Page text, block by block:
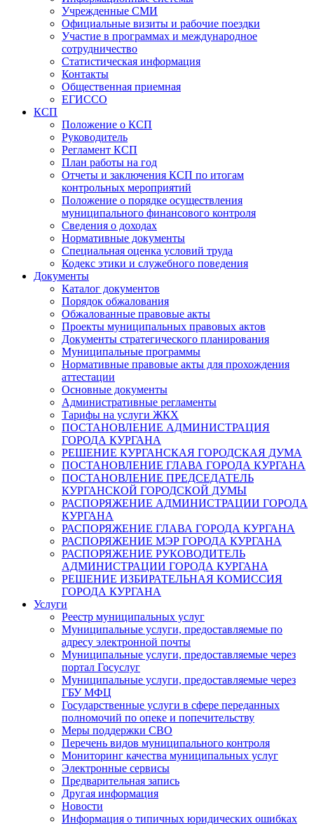
Учрежденные СМИ
Официальные визиты и рабочие поездки
Участие в программах и международное
сотрудничество
Статистическая информация
Контакты
Общественная приемная
ЕГИССО
КСП
Положение о КСП
Руководитель
Регламент КСП
План работы на год
Отчеты и заключения КСП по итогам
контрольных мероприятий
Положение о порядке осуществления
муниципального финансового контроля
Сведения о доходах
Нормативные документы
Специальная оценка условий труда
Кодекс этики и служебного поведения
Документы
Каталог документов
Порядок обжалования
Обжалованные правовые акты
Проекты муниципальных правовых актов
Документы стратегического планирования
Муниципальные программы
Нормативные правовые акты для прохождения
аттестации
Основные документы
Административные регламенты
Тарифы на услуги ЖКХ
ПОСТАНОВЛЕНИЕ АДМИНИСТРАЦИЯ
ГОРОДА КУРГАНА
РЕШЕНИЕ КУРГАНСКАЯ ГОРОДСКАЯ ДУМА
ПОСТАНОВЛЕНИЕ ГЛАВА ГОРОДА КУРГАНА
ПОСТАНОВЛЕНИЕ ПРЕДСЕДАТЕЛЬ
КУРГАНСКОЙ ГОРОДСКОЙ ДУМЫ
РАСПОРЯЖЕНИЕ АДМИНИСТРАЦИИ ГОРОДА
КУРГАНА
РАСПОРЯЖЕНИЕ ГЛАВА ГОРОДА КУРГАНА
РАСПОРЯЖЕНИЕ МЭР ГОРОДА КУРГАНА
РАСПОРЯЖЕНИЕ РУКОВОДИТЕЛЬ
АДМИНИСТРАЦИИ ГОРОДА КУРГАНА
РЕШЕНИЕ ИЗБИРАТЕЛЬНАЯ КОМИССИЯ
ГОРОДА КУРГАНА
Услуги
Реестр муниципальных услуг
Муниципальные услуги, предоставляемые по
адресу электронной почты
Муниципальные услуги, предоставляемые через
портал Госуслуг
Муниципальные услуги, предоставляемые через
ГБУ МФЦ
Государственные услуги в сфере переданных
полномочий по опеке и попечительству
Меры поддержки СВО
Перечень видов муниципального контроля
Мониторинг качества муниципальных услуг
Электронные сервисы
Предварительная запись
Другая информация
Новости
Информация о типичных юридических ошибках